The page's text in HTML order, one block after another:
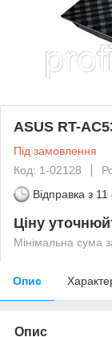
ASUS RT-
Під замовлення
Код: 1-02128
Відправка з 11
Ціну
Мінімальна сума
Опис
Опис